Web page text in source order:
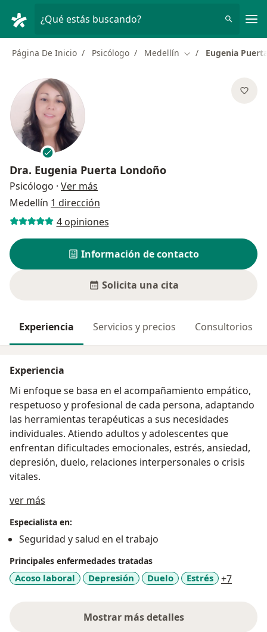
¿Qué estás buscando?
Página De Inicio Psicólogo Medellín Cambiar de ciudad
Eugenia
Dra. Eugenia Puerta Londoño
Psicólogo · Ver más
Medellín 1 dirección
4 opiniones
Información de contacto
Solicita una cita
Experiencia Servicios y precios Consultorios
Experiencia
Mi enfoque se basa en el acompañamiento empático,
respetuoso y profesional de cada persona, adaptando
las herramientas terapéuticas a sus necesidades
individuales. Atiendo adultos y adolescentes que
enfrentan dificultades emocionales, estrés, ansiedad,
depresión, duelo, relaciones interpersonales o crisis
vitales.
ver más
Especialista en:
Seguridad y salud en el trabajo
Principales enfermedades tratadas
Acoso laboral Depresión Duelo Estrés +7
Mostrar más detalles
sobre la experiencia